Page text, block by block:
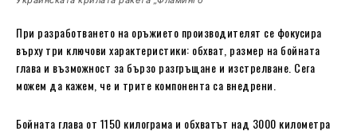
При разработването на оръжието производителят се фокусира
върху три ключови характеристики: обхват, размер на бойната
глава и възможност за бързо разгръщане и изстрелване. Сега
можем да кажем, че и трите компонента са внедрени.
Бойната глава от 1150 килограма и обхватът над 3000 километра